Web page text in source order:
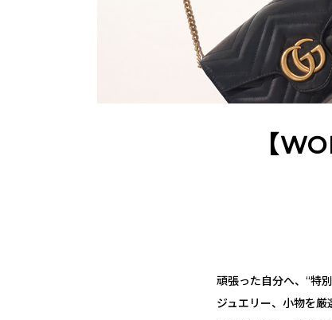
【
頑張った自分へ、“特
ジュエリー、小物を